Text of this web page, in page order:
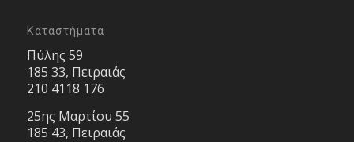
Καταστήματα
Πύλης 59
185 33, Πειραιάς
210 4118 176
25ης Μαρτίου 55
185 43, Πειραιάς